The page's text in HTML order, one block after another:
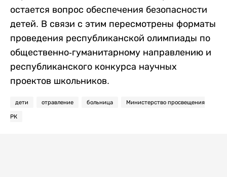
остается вопрос обеспечения безопасности
детей. В связи с этим пересмотрены форматы
проведения республиканской олимпиады по
общественно-гуманитарному направлению и
республиканского конкурса научных
проектов школьников.
дети отравление больница Министерство просвещения
РК